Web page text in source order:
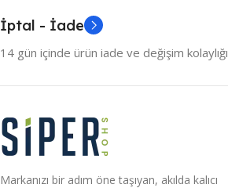
İptal - İade
14 gün içinde ürün iade ve değişim kolaylığı
Markanızı bir adım öne taşıyan, akılda kalıcı